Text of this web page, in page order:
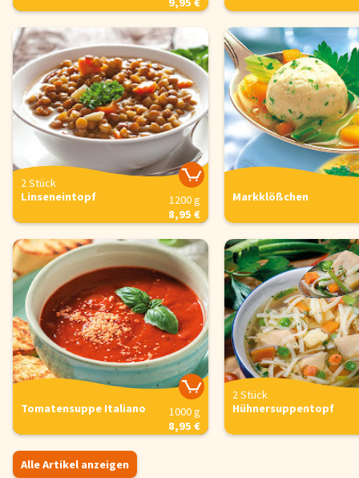
2 Stück
Linseneintopf
1200 g
8,95 €
Markklößchen
Tomatensuppe Italiano
1000 g
8,95 €
2 Stück
Hühnersuppentopf
Alle Artikel anzeigen